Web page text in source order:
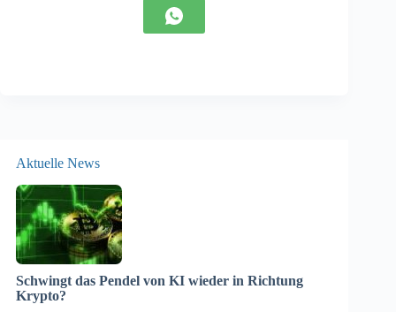
Aktuelle News
Schwingt das Pendel von KI wieder in Richtung
Krypto?